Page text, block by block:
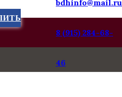
bdhinfo@mail.ru
8 (915) 284-68-
46
НА ФЕСТИВАЛЬ ИМ.